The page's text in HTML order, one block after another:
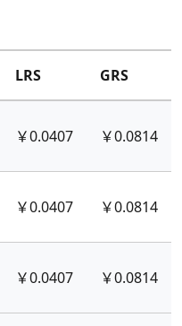
LRS GRS
￥0.0407 ￥0.0814
￥0.0407 ￥0.0814
￥0.0407 ￥0.0814